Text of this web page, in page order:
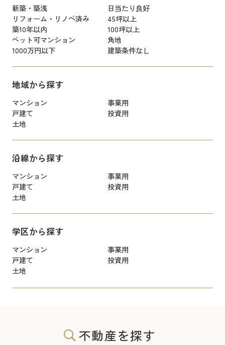
新築・築浅
日当たり良好
リフォーム・リノベ済み
45坪以上
築10年以内
100坪以上
ペット可マンション
角地
1000万円以下
建築条件なし
地域から探す
マンション
事業用
戸建て
投資用
土地
沿線から探す
マンション
事業用
戸建て
投資用
土地
学区から探す
マンション
事業用
戸建て
投資用
土地
不動産を探す